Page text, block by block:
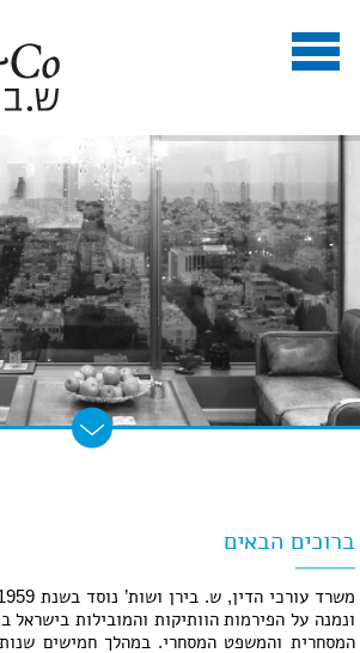
ברוכים הבאים
ונמנה על הפירמות הוותיקות והמובילות בישראל
המסחרית והמשפט המסחרי. במהלך חמישים